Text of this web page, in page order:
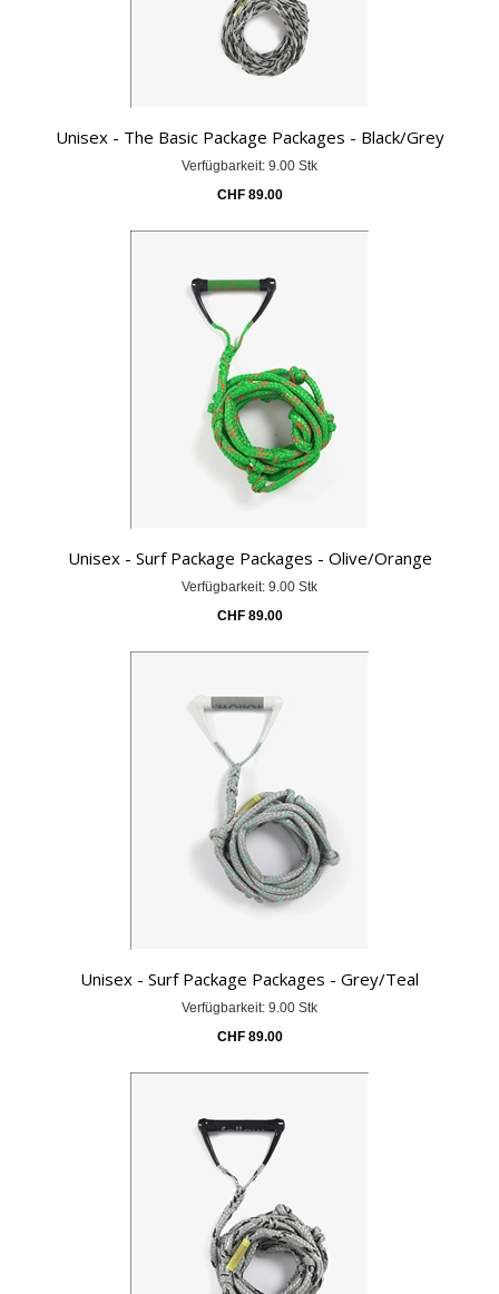
Unisex - The Basic Package Packages - Black/Grey
Verfügbarkeit: 9.00 Stk
CHF89.00
Unisex - Surf Package Packages - Olive/Orange
Verfügbarkeit: 9.00 Stk
CHF89.00
Unisex - Surf Package Packages - Grey/Teal
Verfügbarkeit: 9.00 Stk
CHF89.00